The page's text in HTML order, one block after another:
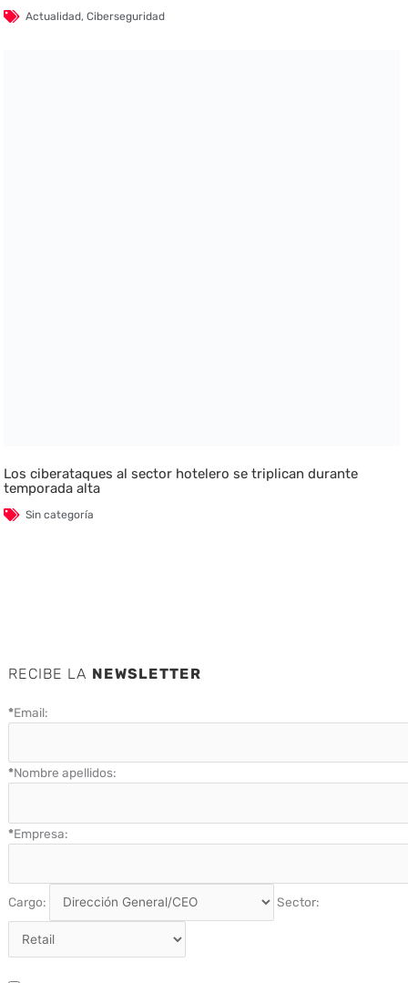
Actualidad,Ciberseguridad
Los ciberataques al sector hotelero se triplican durante
temporada alta
Sin categoría
RECIBE LA NEWSLETTER
*Email:
*Nombre apellidos:
*Empresa:
Cargo: Sector: